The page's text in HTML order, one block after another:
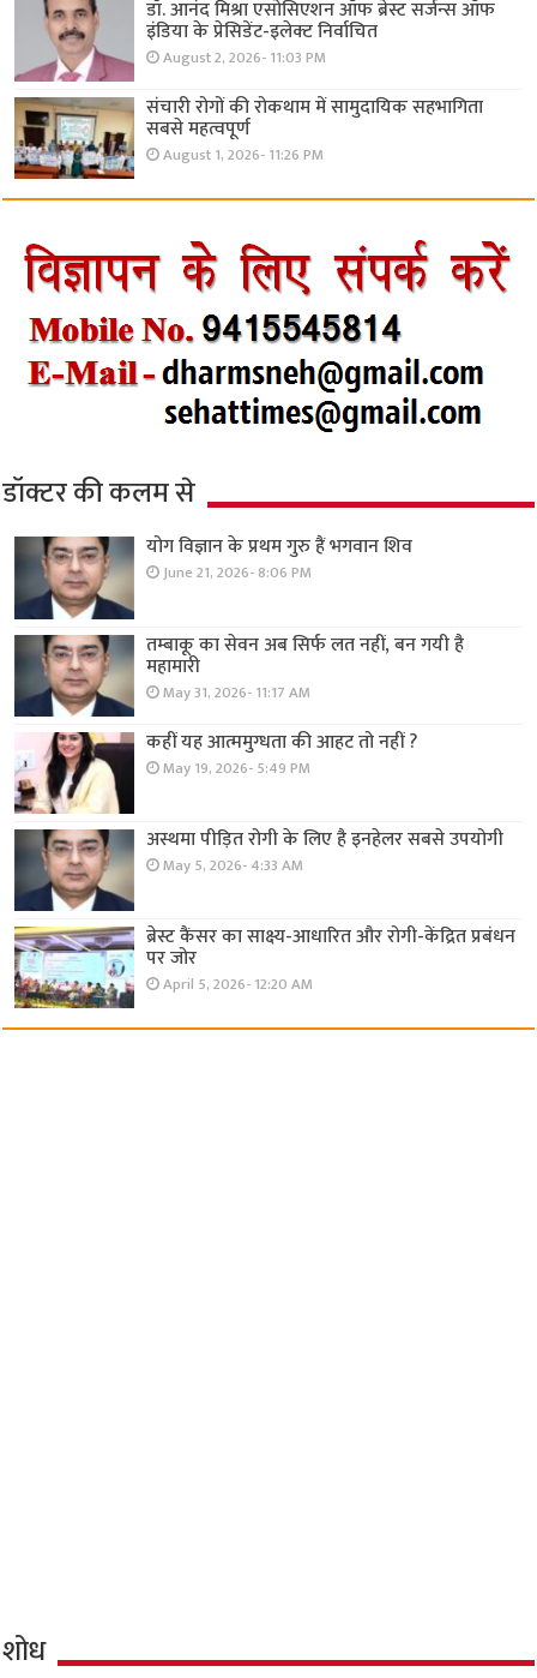
डॉ. आनंद मिश्रा एसोसिएशन ऑफ ब्रेस्ट सर्जन्स ऑफ
इंडिया के प्रेसिडेंट-इलेक्ट निर्वाचित
August 2, 2026- 11:03 PM
संचारी रोगों की रोकथाम में सामुदायिक सहभागिता
सबसे महत्वपूर्ण
August 1, 2026- 11:26 PM
डॉक्टर की कलम से
योग विज्ञान के प्रथम गुरु हैं भगवान शिव
June 21, 2026- 8:06 PM
तम्बाकू का सेवन अब सिर्फ लत नहीं, बन गयी है
महामारी
May 31, 2026- 11:17 AM
कहीं यह आत्ममुग्धता की आहट तो नहीं ?
May 19, 2026- 5:49 PM
अस्थमा पीड़ित रोगी के लिए है इनहेलर सबसे उपयोगी
May 5, 2026- 4:33 AM
ब्रेस्ट कैंसर का साक्ष्य-आधारित और रोगी-केंद्रित प्रबंधन
पर जोर
April 5, 2026- 12:20 AM
शोध